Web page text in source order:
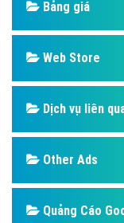
Bảng giá
Web Store
Dịch vụ liên
Other Ads
Quảng Cáo